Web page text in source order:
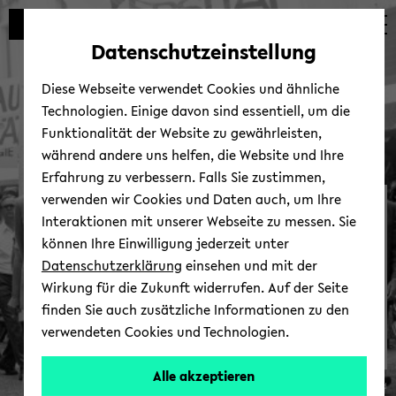
Automatische
vermeiden
zum
wechseln
zum
wechseln
zum
wechseln
Uni­ver­si­täts­ar­chiv
tu­
© Uni­ver­si­tät Bie­le­feld
Datenschutzeinstellung
Diese Webseite verwendet Cookies und ähnliche
Technologien. Einige davon sind essentiell, um die
Funktionalität der Website zu gewährleisten,
während andere uns helfen, die Website und Ihre
Erfahrung zu verbessern. Falls Sie zustimmen,
verwenden wir Cookies und Daten auch, um Ihre
Interaktionen mit unserer Webseite zu messen. Sie
können Ihre Einwilligung jederzeit unter
Datenschutzerklärung einsehen und mit der
Wirkung für die Zukunft widerrufen. Auf der Seite
finden Sie auch zusätzliche Informationen zu den
verwendeten Cookies und Technologien.
Alle akzeptieren